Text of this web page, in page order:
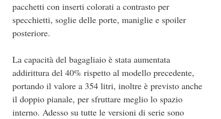
pacchetti con inserti colorati a contrasto per
specchietti, soglie delle porte, maniglie e spoiler
posteriore.
La capacità del bagagliaio è stata aumentata
addirittura del 40% rispetto al modello precedente,
portando il valore a 354 litri, inoltre è previsto anche
il doppio pianale, per sfruttare meglio lo spazio
interno. Adesso su tutte le versioni di serie sono